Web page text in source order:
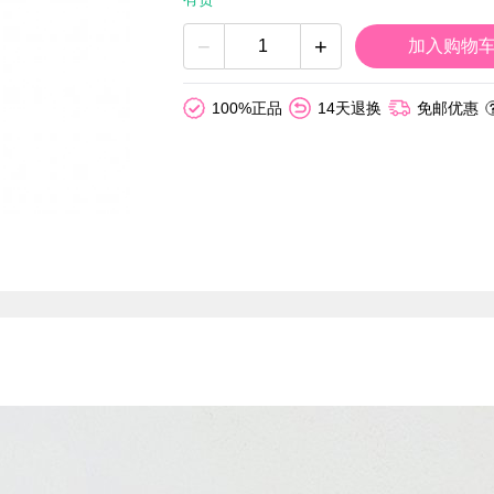
− + 加入购物
100%正品 14天退换 免邮优惠